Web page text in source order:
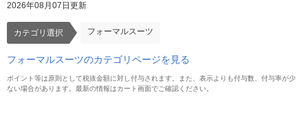
2026年08月07日更新
カテゴリ選択 フォーマルスーツ
フォーマルスーツのカテゴリページを見る
ポイント等は原則として税抜金額に対し付与されます。また、表示よりも付与数、付与率が少
ない場合があります。最新の情報はカート画面でご確認ください。